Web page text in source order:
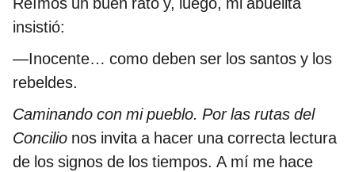
insistió:
—Inocente… como deben ser los santos y los
rebeldes.
Caminando con mi pueblo. Por las rutas del
Concilio nos invita a hacer una correcta lectura
de los signos de los tiempos. A mí me hace